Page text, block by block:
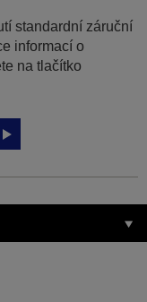
standardní záruční
informací o
na tlačítko